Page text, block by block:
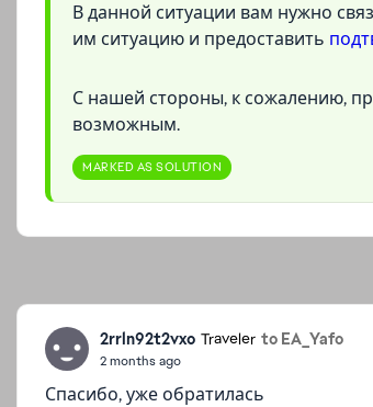
В данной ситуации вам нужно
им ситуацию и предоставить
С нашей стороны, к сожалению,
возможным.
MARKED AS SOLUTION
2rrln92t2vxo Traveler to EA_Yafo
2 months ago
Спасибо, уже обратилась